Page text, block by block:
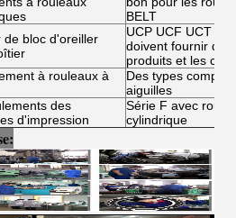
BELT
de bloc d'oreiller
UCP UCF UCT
doivent fournir
produits et les
à rouleaux à
Des types
aiguilles
des
d'impression
Série F avec
cylindrique